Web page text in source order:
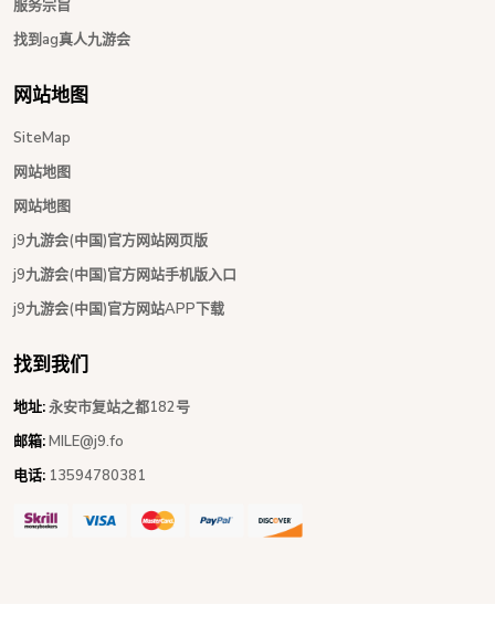
服务宗旨
找到ag真人九游会
网站地图
SiteMap
网站地图
网站地图
j9九游会(中国)官方网站网页版
j9九游会(中国)官方网站手机版入口
j9九游会(中国)官方网站APP下载
找到我们
地址:永安市复站之都182号
邮箱:MILE@j9.fo
电话: 13594780381